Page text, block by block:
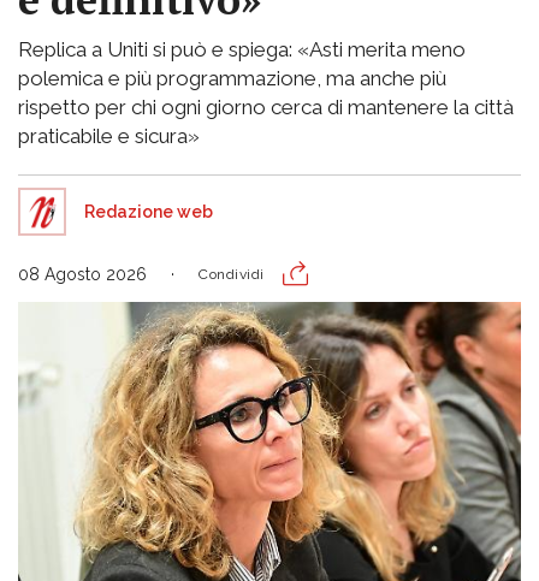
Replica a Uniti si può e spiega: «Asti merita meno
polemica e più programmazione, ma anche più
rispetto per chi ogni giorno cerca di mantenere la città
praticabile e sicura»
Redazione web
08 Agosto 2026 Condividi